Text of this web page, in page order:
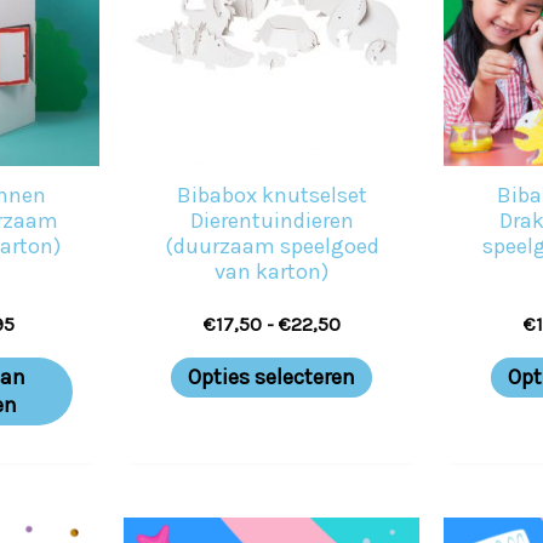
Bibabox knutselset
Dierentuindieren
(duurzaam speelgoed
van karton)
€17,50 - €22,50
Opties selecteren
meerdere
variaties.
worden
productpagina
€
Prijsklasse:
Dit